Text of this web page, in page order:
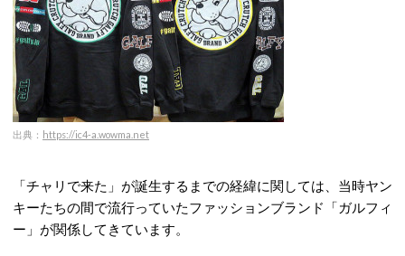
出典： https://ic4-a.wowma.net
「チャリで来た」が誕生するまでの経緯に関しては、当時ヤン
キーたちの間で流行っていたファッションブランド「ガルフィ
ー」が関係してきています。